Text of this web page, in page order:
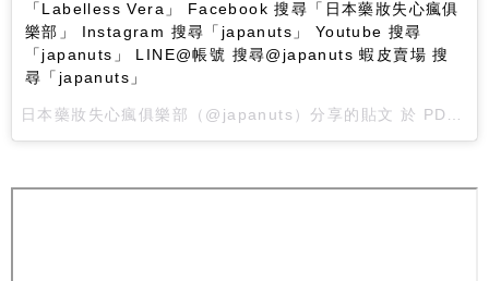
「Labelless Vera」 Facebook 搜尋「日本藥妝失心瘋俱
樂部」 Instagram 搜尋「japanuts」 Youtube 搜尋
「japanuts」 LINE@帳號 搜尋@japanuts 蝦皮賣場 搜
尋「japanuts」
日本藥妝失心瘋俱樂部 （@japanuts）分享的貼文 於 PDT 2017 年 11月 月 4 日 2:08 上午